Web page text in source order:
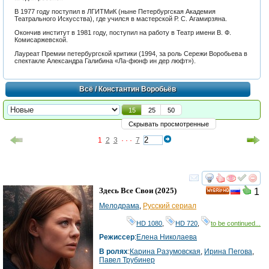
В 1977 году поступил в ЛГИТМиК (ныне Петербургская Академия
Театрального Искусства), где учился в мастерской Р. С. Агамирзяна.
Окончив институт в 1981 году, поступил на работу в Театр имени В. Ф.
Комисаржевской.
Лауреат Премии петербургской критики (1994, за роль Сережи Воробьева в
спектакле Александра Галибина «Ла-фюнф ин дер люфт»).
Всё/ Константин Воробьёв
15 25
50
Скрывать просмотренные
1 2 3 · · · 7
смотреть
1
Здесь Все Свои (2025)
Мелодрама Русский сериал
HD 1080 HD 720 to be continued...
Режиссер:Елена Николаева
В ролях:Карина Разумовская Ирина Пегова
Павел Трубинер